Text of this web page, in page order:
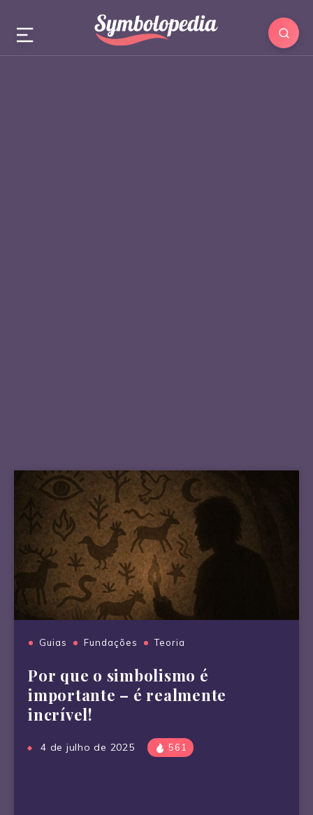
Guias Fundações Teoria
Por que o simbolismo é
importante – é realmente
incrível!
4 de julho de 2025 561